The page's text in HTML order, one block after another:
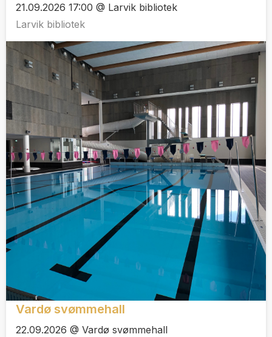
21.09.2026 17:00 @ Larvik bibliotek
Larvik bibliotek
Vardø svømmehall
22.09.2026 @ Vardø svømmehall